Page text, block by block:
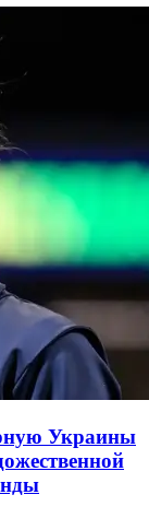
Украины